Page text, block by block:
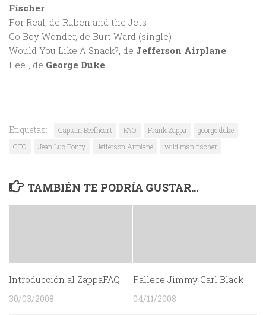
Fischer
For Real, de Ruben and the Jets
Go Boy Wonder, de Burt Ward (single)
Would You Like A Snack?, de Jefferson Airplane
Feel, de George Duke
Etiquetas: Captain Beefheart FAQ Frank Zappa
george duke
GTO
Jean Luc Ponty Jefferson Airplane wild man fischer
TAMBIÉN TE PODRÍA GUSTAR...
Introducción al ZappaFAQ
30/03/2008
Fallece Jimmy Carl Black
04/11/2008